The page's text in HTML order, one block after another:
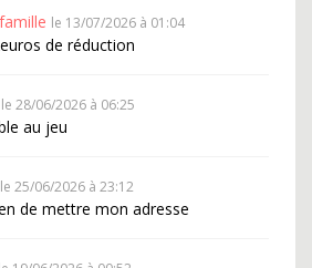
le 13/07/2026 à 01:04
de réduction
le 28/06/2026 à 06:25
au jeu
le 25/06/2026 à 23:12
de mettre mon adresse